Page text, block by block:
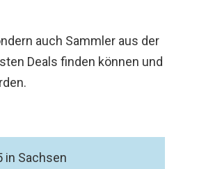
auch Sammler aus der
Deals finden können und
in Sachsen